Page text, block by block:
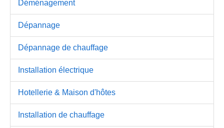
Déménagement
Dépannage
Dépannage de chauffage
Installation électrique
Hotellerie & Maison d'hôtes
Installation de chauffage